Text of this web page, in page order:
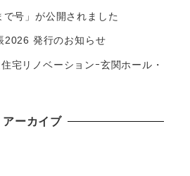
で号」が公開されました
2026 発行のお知らせ
リノベーションｰ玄関ホール・
アーカイブ